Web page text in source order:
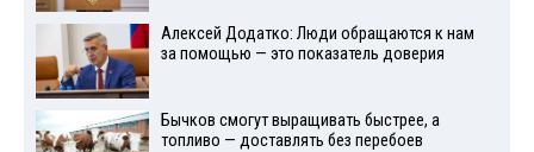
Алексей Додатко: Люди обращаются к нам
за помощью — это показатель доверия
Бычков смогут выращивать быстрее, а
топливо — доставлять без перебоев